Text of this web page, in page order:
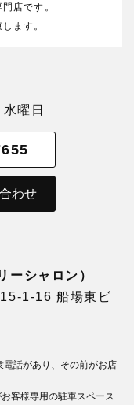
店です。
ます。
曜日
わせ
シャロン）
1-16 船場東ビ
話があり、その前がお店
客様専用の駐車スペース